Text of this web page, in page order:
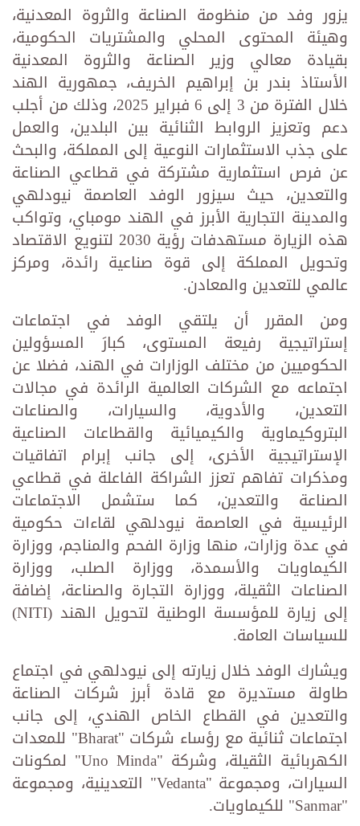
يزور وفد من منظومة الصناعة والثروة المعدنية،
وهيئة المحتوى المحلي والمشتريات الحكومية،
بقيادة معالي وزير الصناعة والثروة المعدنية
الأستاذ بندر بن إبراهيم الخريف، جمهورية الهند
خلال الفترة من 3 إلى 6 فبراير 2025، وذلك من أجلب
دعم وتعزيز الروابط الثنائية بين البلدين، والعمل
على جذب الاستثمارات النوعية إلى المملكة، والبحث
عن فرص استثمارية مشتركة في قطاعي الصناعة
والتعدين، حيث سيزور الوفد العاصمة نيودلهي
والمدينة التجارية الأبرز في الهند مومباي، وتواكب
هذه الزيارة مستهدفات رؤية 2030 لتنويع الاقتصاد
وتحويل المملكة إلى قوة صناعية رائدة، ومركز
عالمي للتعدين والمعادن.
ومن المقرر أن يلتقي الوفد في اجتماعات
إستراتيجية رفيعة المستوى، كبارَ المسؤولين
الحكوميين من مختلف الوزارات في الهند، فضلا عن
اجتماعه مع الشركات العالمية الرائدة في مجالات
التعدين، والأدوية، والسيارات، والصناعات
البتروكيماوية والكيميائية والقطاعات الصناعية
الإستراتيجية الأخرى، إلى جانب إبرام اتفاقيات
ومذكرات تفاهم تعزز الشراكة الفاعلة في قطاعي
الصناعة والتعدين، كما ستشمل الاجتماعات
الرئيسية في العاصمة نيودلهي لقاءات حكومية
في عدة وزارات، منها وزارة الفحم والمناجم، ووزارة
الكيماويات والأسمدة، ووزارة الصلب، ووزارة
الصناعات الثقيلة، ووزارة التجارة والصناعة، إضافة
إلى زيارة للمؤسسة الوطنية لتحويل الهند (NITI)
للسياسات العامة.
ويشارك الوفد خلال زيارته إلى نيودلهي في اجتماع
طاولة مستديرة مع قادة أبرز شركات الصناعة
والتعدين في القطاع الخاص الهندي، إلى جانب
اجتماعات ثنائية مع رؤساء شركات "Bharat" للمعدات
الكهربائية الثقيلة، وشركة "Uno Minda" لمكونات
السيارات، ومجموعة "Vedanta" التعدينية، ومجموعة
"Sanmar" للكيماويات.